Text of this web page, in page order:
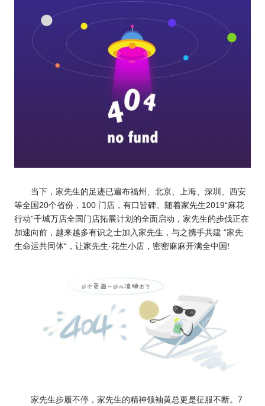
当下，家先生的足迹已遍布福州、北京、上海、深圳、西安
等全国20个省份，100 门店，有口皆碑。随着家先生2019“麻花
行动”千城万店全国门店拓展计划的全面启动，家先生的步伐正在
加速向前，越来越多有识之士加入家先生，与之携手共建 “家先
生命运共同体“，让家先生·花生小店，密密麻麻开满全中国!
家先生步履不停，家先生的精神领袖黄总更是征服不断。7